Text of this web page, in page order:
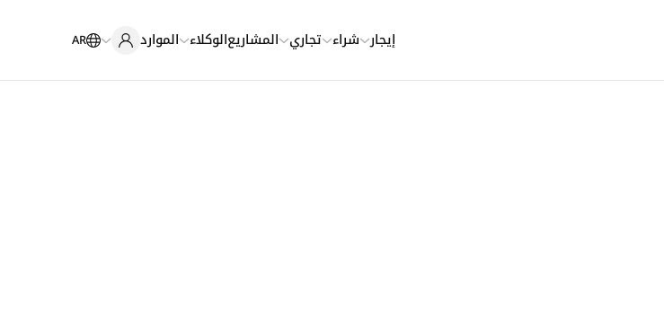
إيجار شراء تجاري المشاريعالوكلاء الموارد AR